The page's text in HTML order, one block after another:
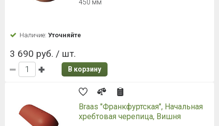
Обустройство торцов конька. 2,9 кг.
Наличие: Уточняйте
1 990 руб. / шт.
В корзину
Торцевая черепица Braas
Франкфуртская, коричневый